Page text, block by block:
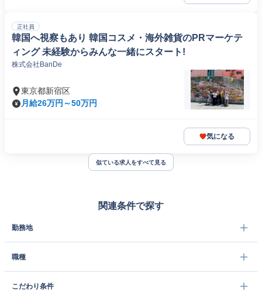
正社員
韓国へ視察もあり 韓国コスメ・海外雑貨のPRマーケテ
ィング 未経験からみんな一緒にスタート!
株式会社BanDe
東京都新宿区
月給26万円～50万円
気になる
似ている求人をすべて見る
関連条件で探す
勤務地
職種
こだわり条件